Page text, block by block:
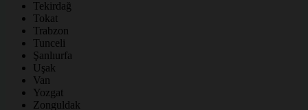
Tekirdağ
Tokat
Trabzon
Tunceli
Şanlıurfa
Uşak
Van
Yozgat
Zonguldak